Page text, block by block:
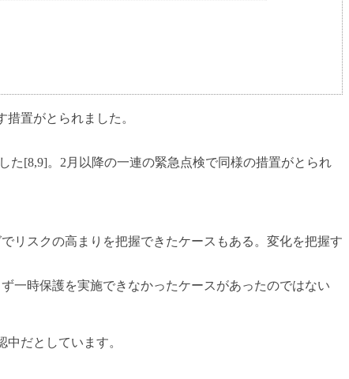
置がとられました。
た[8,9]。2月以降の一連の緊急点検で同様の措置がとられ
リスクの高まりを把握できたケースもある。変化を把握す
一時保護を実施できなかったケースがあったのではない
だとしています。